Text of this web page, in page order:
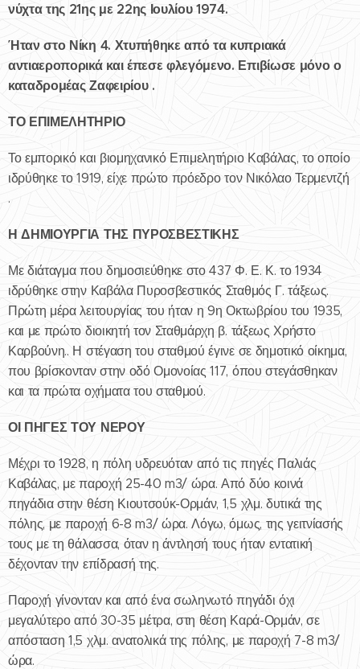
νύχτα της 21ης με 22ης Ιουλίου 1974.
Ήταν στο Νίκη 4. Χτυπήθηκε από τα κυπριακά
αντιαεροπορικά και έπεσε φλεγόμενο. Επιβίωσε μόνο ο
καταδρομέας Ζαφειρίου .
ΤΟ ΕΠΙΜΕΛΗΤΗΡΙΟ
Το εμπορικό και βιομηχανικό Επιμελητήριο Καβάλας, το οποίο
ιδρύθηκε το 1919, είχε πρώτο πρόεδρο τον Νικόλαο Τερμεντζή
.
Η ΔΗΜΙΟΥΡΓΙΑ ΤΗΣ ΠΥΡΟΣΒΕΣΤΙΚΗΣ
Με διάταγμα που δημοσιεύθηκε στο 437 Φ. Ε. Κ. το 1934
ιδρύθηκε στην Καβάλα Πυροσβεστικός Σταθμός Γ. τάξεως.
Πρώτη μέρα λειτουργίας του ήταν η 9η Οκτωβρίου του 1935,
και με πρώτο διοικητή τον Σταθμάρχη β. τάξεως Χρήστο
Καρβούνη.. Η στέγαση του σταθμού έγινε σε δημοτικό οίκημα,
που βρίσκονταν στην οδό Ομονοίας 117, όπου στεγάσθηκαν
και τα πρώτα οχήματα του σταθμού.
ΟΙ ΠΗΓΕΣ ΤΟΥ ΝΕΡΟΥ
Μέχρι το 1928, η πόλη υδρευόταν από τις πηγές Παλιάς
Καβάλας, με παροχή 25-40 m3/ ώρα. Από δύο κοινά
πηγάδια στην θέση Κιουτσούκ-Ορμάν, 1,5 χλμ. δυτικά της
πόλης, με παροχή 6-8 m3/ ώρα. Λόγω, όμως, της γειτνίασής
τους με τη θάλασσα, όταν η άντλησή τους ήταν εντατική
δέχονταν την επίδρασή της.
Παροχή γίνονταν και από ένα σωληνωτό πηγάδι όχι
μεγαλύτερο από 30-35 μέτρα, στη θέση Καρά-Ορμάν, σε
απόσταση 1,5 χλμ. ανατολικά της πόλης, με παροχή 7-8 m3/
ώρα.